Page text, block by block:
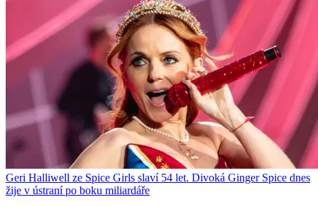
Geri Halliwell ze Spice Girls slaví 54 let. Divoká Ginger Spice dnes
žije v ústraní po boku miliardáře